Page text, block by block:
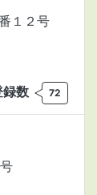
１２号
録数 72